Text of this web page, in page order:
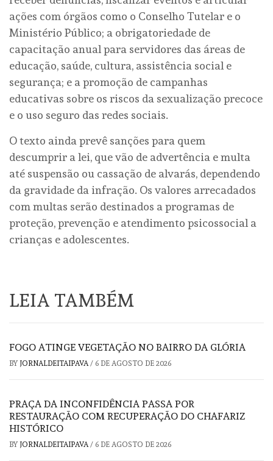
ações com órgãos como o Conselho Tutelar e o
Ministério Público; a obrigatoriedade de
capacitação anual para servidores das áreas de
educação, saúde, cultura, assistência social e
segurança; e a promoção de campanhas
educativas sobre os riscos da sexualização precoce
e o uso seguro das redes sociais.
O texto ainda prevê sanções para quem
descumprir a lei, que vão de advertência e multa
até suspensão ou cassação de alvarás, dependendo
da gravidade da infração. Os valores arrecadados
com multas serão destinados a programas de
proteção, prevenção e atendimento psicossocial a
crianças e adolescentes.
LEIA TAMBÉM
FOGO ATINGE VEGETAÇÃO NO BAIRRO DA GLÓRIA
BY JORNALDEITAIPAVA/ 6 DE AGOSTO DE 2026
PRAÇA DA INCONFIDÊNCIA PASSA POR
RESTAURAÇÃO COM RECUPERAÇÃO DO CHAFARIZ
HISTÓRICO
BY JORNALDEITAIPAVA/ 6 DE AGOSTO DE 2026